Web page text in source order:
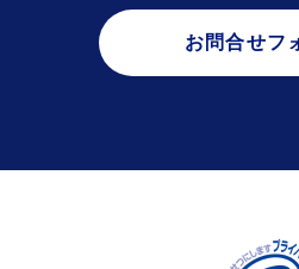
お問合せフ